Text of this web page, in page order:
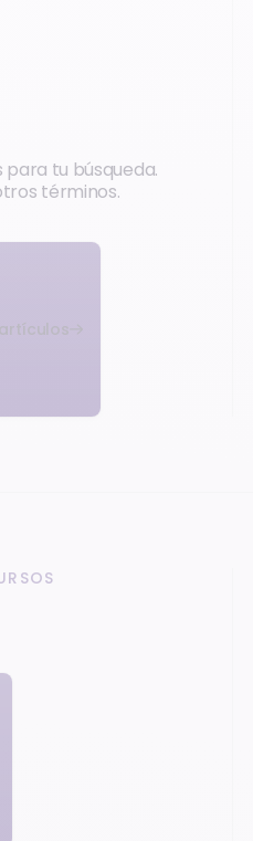
para tu búsqueda.
términos.